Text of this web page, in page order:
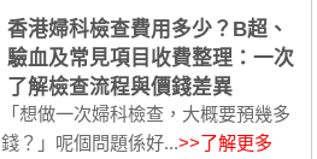
香港婦科檢查費用多少？B超、
驗血及常見項目收費整理：一次
了解檢查流程與價錢差異
「想做一次婦科檢查，大概要預幾多
錢？」呢個問題係好...>>了解更多